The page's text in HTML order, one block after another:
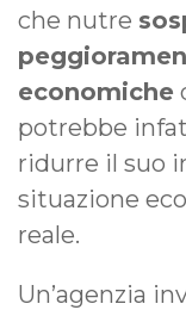
che nutre
economiche
potrebbe
ridurre il suo
situazione
reale.
Un’agenzia